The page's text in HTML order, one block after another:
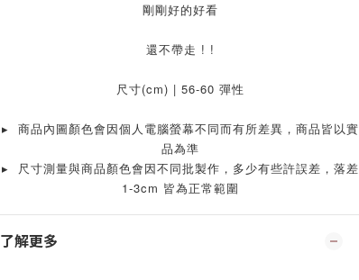
剛剛好的好看
還不帶走 ! !
尺寸(cm) | 56-60 彈性
▸ 商品內圖顏色會因個人電腦螢幕不同而有所差異，商品皆以實
品為準
▸ 尺寸測量與商品顏色會因不同批製作，多少有些許誤差，落差
1-3cm 皆為正常範圍
了解更多